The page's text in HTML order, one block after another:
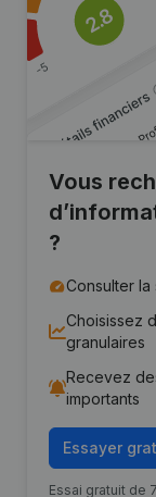
Vous
?
Consulter
Choisissez
granulaires
Recevez
importants
Essayer
Essai gratuit de